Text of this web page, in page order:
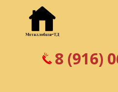
8 (916)